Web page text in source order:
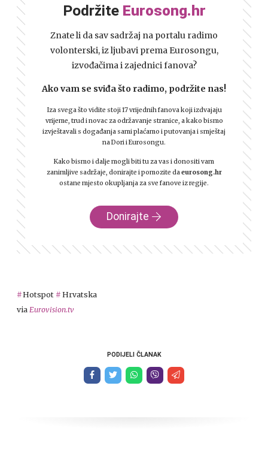
Podržite Eurosong.hr
Znate li da sav sadržaj na portalu radimo
volonterski, iz ljubavi prema Eurosongu,
izvođačima i zajednici fanova?
Ako vam se sviđa što radimo, podržite nas!
Iza svega što vidite stoji 17 vrijednih fanova koji izdvajaju
vrijeme, trud i novac za održavanje stranice, a kako bismo
izvještavali s događanja sami plaćamo i putovanja i smještaj
na Dori i Eurosongu.
Kako bismo i dalje mogli biti tu za vas i donositi vam
zanimljive sadržaje, donirajte i pomozite daeurosong.hr
ostane mjesto okupljanja za sve fanove iz regije.
Donirajte
Hotspot
Hrvatska
via Eurovision.tv
PODIJELI ČLANAK